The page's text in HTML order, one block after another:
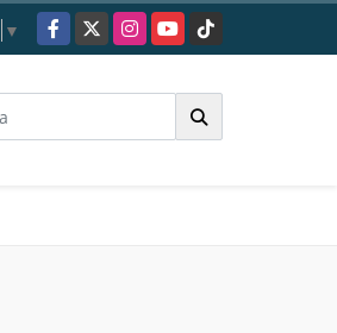
▼ Facebook
X InstagramYouTubeTikTok